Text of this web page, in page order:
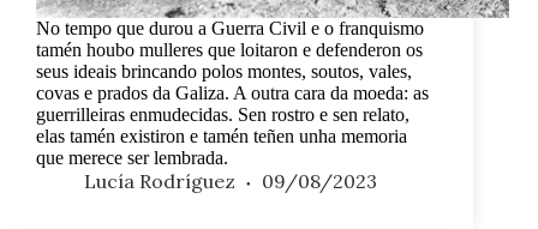
No tempo que durou a Guerra Civil e o franquismo
tamén houbo mulleres que loitaron e defenderon os
seus ideais brincando polos montes, soutos, vales,
covas e prados da Galiza. A outra cara da moeda: as
guerrilleiras enmudecidas. Sen rostro e sen relato,
elas tamén existiron e tamén teñen unha memoria
que merece ser lembrada.
Lucía Rodríguez 09/08/2023